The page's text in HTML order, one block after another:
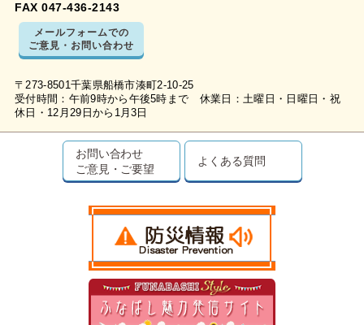
FAX 047-436-2143
メールフォームでの
ご意見・お問い合わせ
〒273-8501千葉県船橋市湊町2-10-25
受付時間：午前9時から午後5時まで 休業日：土曜日・日曜日・祝
休日・12月29日から1月3日
お問い合わせ
ご意見・ご要望
よくある質問